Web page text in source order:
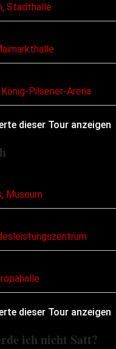
Stadthalle
Pilsener-Arena
dieser Tour anzeigen
Museum
dieser Tour anzeigen
ich nicht Satt?